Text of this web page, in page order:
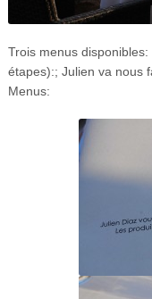
Trois menus
étapes):; Julien va nous
Menus: